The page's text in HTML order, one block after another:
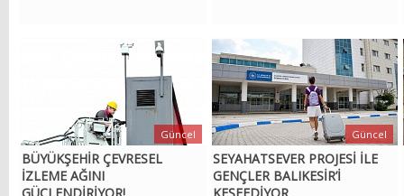
BÜYÜKŞEHİR ÇEVRESEL
İZLEME AĞINI
Güncel
SEYAHATSEVER PROJESİ İLE
GENÇLER BALIKESİR’İ
Güncel